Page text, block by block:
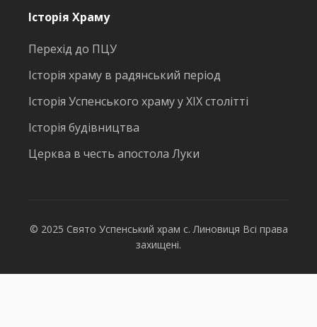
Історія Храму
Перехід до ПЦУ
Історія храму в радянський період
Історія Успенського храму у ХІХ столітті
Історія будівництва
Церква в честь апостола Луки
© 2025 Свято Успенський храм с. Линовиця Всі права
захищені.